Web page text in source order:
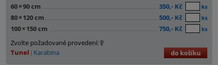
60×90 cm 350,- Kč ks
80× 120 cm 500,- Kč ks
100× 150 cm 750,- Kč ks
Zvolte požadované provedení:
Tunel
Karabina do košíku